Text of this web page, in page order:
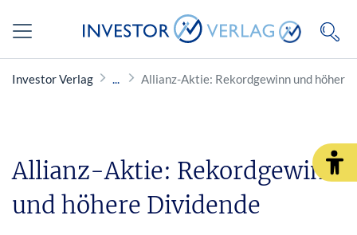
Investor Verlag Allianz-Aktie: Rekordgewinn und höhere
Allianz-Aktie: Rekordgewinn
und höhere Dividende